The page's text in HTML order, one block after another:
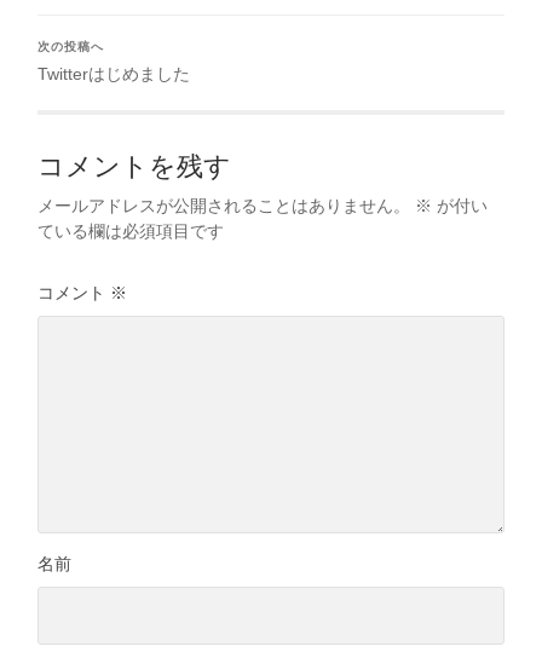
次の投稿へ
Twitterはじめました
コメントを残す
メールアドレスが公開されることはありません。 ※ が付い
ている欄は必須項目です
コメント ※
名前